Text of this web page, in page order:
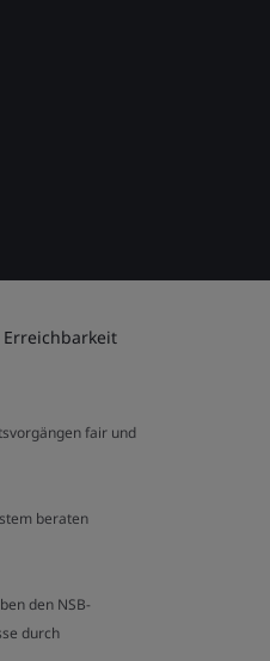
Erreichbarkeit
fair und
beraten
den NSB-
durch